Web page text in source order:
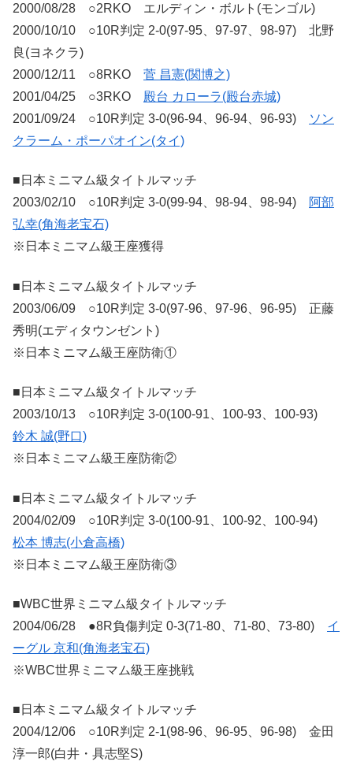
2000/08/28 ○2RKO エルディン・ボルト(モンゴル)
2000/10/10 ○10R判定 2-0(97-95、97-97、98-97) 北野
良(ヨネクラ)
2000/12/11 ○8RKO 菅 昌憲(関博之)
2001/04/25 ○3RKO 殿台 カローラ(殿台赤城)
2001/09/24 ○10R判定 3-0(96-94、96-94、96-93)
ソン
クラーム・ポーパオイン(タイ)
■日本ミニマム級タイトルマッチ
2003/02/10 ○10R判定 3-0(99-94、98-94、98-94)
阿部
弘幸(角海老宝石)
※日本ミニマム級王座獲得
■日本ミニマム級タイトルマッチ
2003/06/09 ○10R判定 3-0(97-96、97-96、96-95) 正藤
秀明(エディタウンゼント)
※日本ミニマム級王座防衛①
■日本ミニマム級タイトルマッチ
2003/10/13 ○10R判定 3-0(100-91、100-93、100-93)
鈴木 誠(野口)
※日本ミニマム級王座防衛②
■日本ミニマム級タイトルマッチ
2004/02/09 ○10R判定 3-0(100-91、100-92、100-94)
松本 博志(小倉高橋)
※日本ミニマム級王座防衛③
■WBC世界ミニマム級タイトルマッチ
2004/06/28 ●8R負傷判定 0-3(71-80、71-80、73-80) イ
ーグル 京和(角海老宝石)
※WBC世界ミニマム級王座挑戦
■日本ミニマム級タイトルマッチ
2004/12/06 ○10R判定 2-1(98-96、96-95、96-98) 金田
淳一郎(白井・具志堅S)